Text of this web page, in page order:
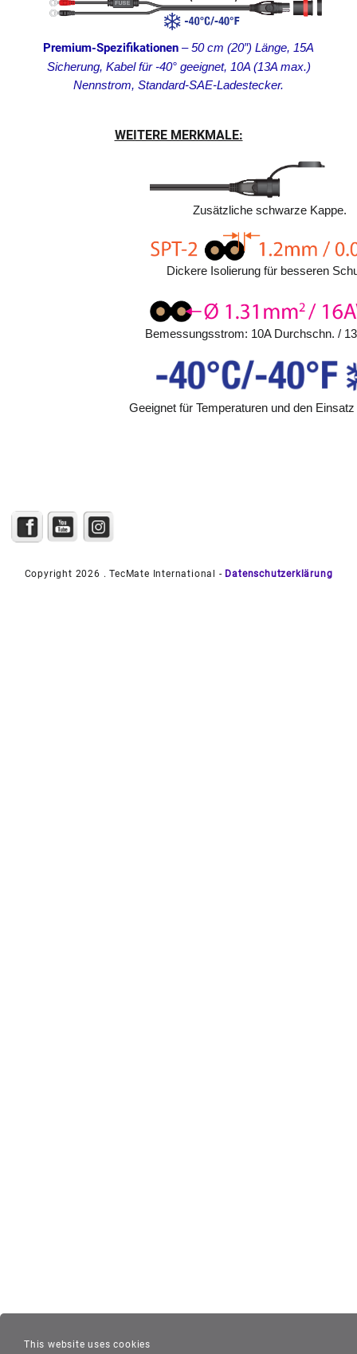
Premium-Spezifikationen – 50 cm (20″) Länge, 15A
Sicherung, Kabel für -40° geeignet, 10A (13A max.)
Nennstrom, Standard-SAE-Ladestecker.
WEITERE MERKMALE:
Zusätzliche schwarze Kappe.
Dickere Isolierung für besseren
Bemessungsstrom: 10A Durchschn. /
Geeignet für Temperaturen und den
Copyright 2026 . TecMate International - Datenschutzerklärung
This website uses cookies